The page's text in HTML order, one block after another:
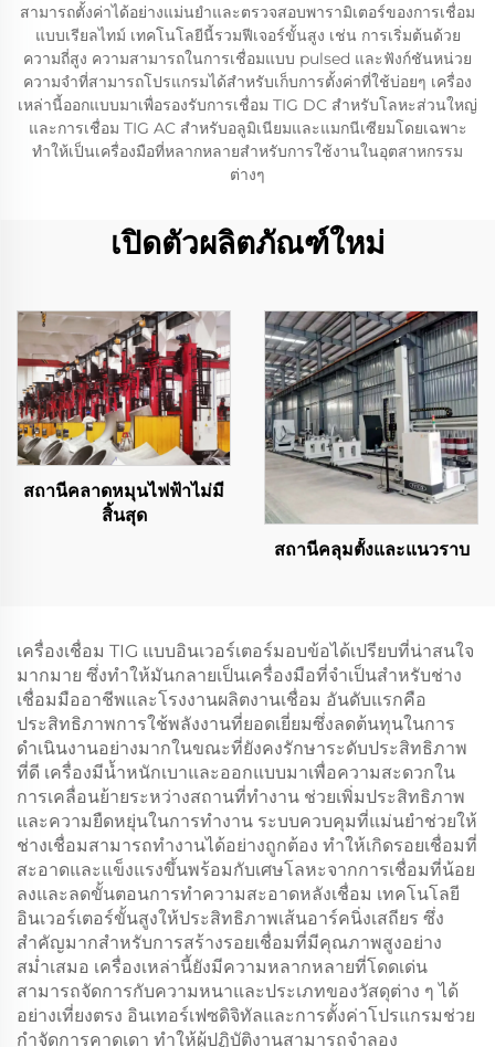
สามารถตั้งค่าได้อย่างแม่นยำและตรวจสอบพารามิเตอร์ของการเชื่อม
แบบเรียลไทม์ เทคโนโลยีนี้รวมฟีเจอร์ขั้นสูง เช่น การเริ่มต้นด้วย
ความถี่สูง ความสามารถในการเชื่อมแบบ pulsed และฟังก์ชันหน่วย
ความจำที่สามารถโปรแกรมได้สำหรับเก็บการตั้งค่าที่ใช้บ่อยๆ เครื่อง
เหล่านี้ออกแบบมาเพื่อรองรับการเชื่อม TIG DC สำหรับโลหะส่วนใหญ่
และการเชื่อม TIG AC สำหรับอลูมิเนียมและแมกนีเซียมโดยเฉพาะ
ทำให้เป็นเครื่องมือที่หลากหลายสำหรับการใช้งานในอุตสาหกรรม
ต่างๆ
เปิดตัวผลิตภัณฑ์ใหม่
สถานีคลาดหมุนไฟฟ้าไม่มี
สิ้นสุด
สถานีคลุมตั้งและแนวราบ
เครื่องเชื่อม TIG แบบอินเวอร์เตอร์มอบข้อได้เปรียบที่น่าสนใจ
มากมาย ซึ่งทำให้มันกลายเป็นเครื่องมือที่จำเป็นสำหรับช่าง
เชื่อมมืออาชีพและโรงงานผลิตงานเชื่อม อันดับแรกคือ
ประสิทธิภาพการใช้พลังงานที่ยอดเยี่ยมซึ่งลดต้นทุนในการ
ดำเนินงานอย่างมากในขณะที่ยังคงรักษาระดับประสิทธิภาพ
ที่ดี เครื่องมีน้ำหนักเบาและออกแบบมาเพื่อความสะดวกใน
การเคลื่อนย้ายระหว่างสถานที่ทำงาน ช่วยเพิ่มประสิทธิภาพ
และความยืดหยุ่นในการทำงาน ระบบควบคุมที่แม่นยำช่วยให้
ช่างเชื่อมสามารถทำงานได้อย่างถูกต้อง ทำให้เกิดรอยเชื่อมที่
สะอาดและแข็งแรงขึ้นพร้อมกับเศษโลหะจากการเชื่อมที่น้อย
ลงและลดขั้นตอนการทำความสะอาดหลังเชื่อม เทคโนโลยี
อินเวอร์เตอร์ขั้นสูงให้ประสิทธิภาพเส้นอาร์คนิ่งเสถียร ซึ่ง
สำคัญมากสำหรับการสร้างรอยเชื่อมที่มีคุณภาพสูงอย่าง
สม่ำเสมอ เครื่องเหล่านี้ยังมีความหลากหลายที่โดดเด่น
สามารถจัดการกับความหนาและประเภทของวัสดุต่าง ๆ ได้
อย่างเที่ยงตรง อินเทอร์เฟซดิจิทัลและการตั้งค่าโปรแกรมช่วย
กำจัดการคาดเดา ทำให้ผู้ปฏิบัติงานสามารถจำลอง